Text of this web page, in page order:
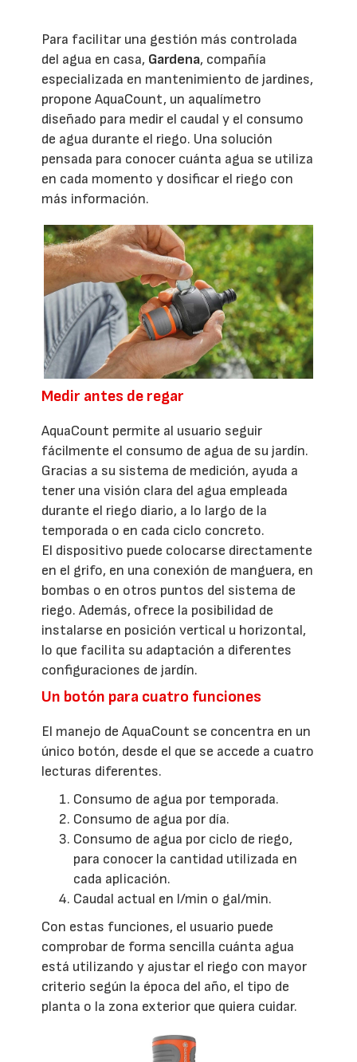
Para facilitar una gestión más controlada
del agua en casa, Gardena, compañía
especializada en mantenimiento de jardines,
propone AquaCount, un aqualímetro
diseñado para medir el caudal y el consumo
de agua durante el riego. Una solución
pensada para conocer cuánta agua se utiliza
en cada momento y dosificar el riego con
más información.
Medir antes de regar
AquaCount permite al usuario seguir
fácilmente el consumo de agua de su jardín.
Gracias a su sistema de medición, ayuda a
tener una visión clara del agua empleada
durante el riego diario, a lo largo de la
temporada o en cada ciclo concreto.
El dispositivo puede colocarse directamente
en el grifo, en una conexión de manguera, en
bombas o en otros puntos del sistema de
riego. Además, ofrece la posibilidad de
instalarse en posición vertical u horizontal,
lo que facilita su adaptación a diferentes
configuraciones de jardín.
Un botón para cuatro funciones
El manejo de AquaCount se concentra en un
único botón, desde el que se accede a cuatro
lecturas diferentes.
Consumo de agua por temporada.
Consumo de agua por día.
Consumo de agua por ciclo de riego,
para conocer la cantidad utilizada en
cada aplicación.
Caudal actual en l/min o gal/min.
Con estas funciones, el usuario puede
comprobar de forma sencilla cuánta agua
está utilizando y ajustar el riego con mayor
criterio según la época del año, el tipo de
planta o la zona exterior que quiera cuidar.